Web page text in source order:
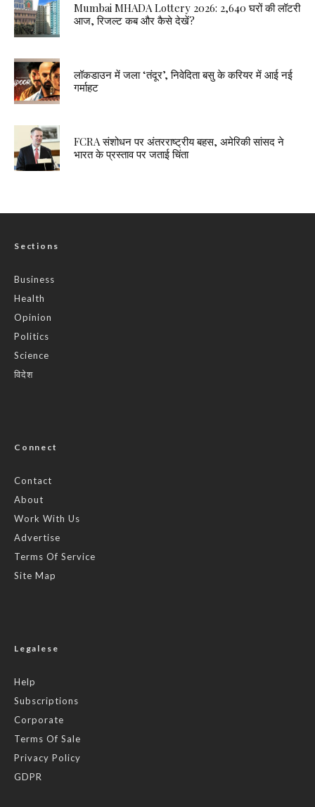
Mumbai MHADA Lottery 2026: 2,640 घरों की लॉटरी
आज, रिजल्ट कब और कैसे देखें?
लॉकडाउन में जला ‘तंदूर’, निवेदिता बसु के करियर में आई नई
गर्माहट
FCRA संशोधन पर अंतरराष्ट्रीय बहस, अमेरिकी सांसद ने
भारत के प्रस्ताव पर जताई चिंता
Sections
Business
Health
Opinion
Politics
Science
विदेश
Connect
Contact
About
Work With Us
Advertise
Terms Of Service
Site Map
Legalese
Help
Subscriptions
Corporate
Terms Of Sale
Privacy Policy
GDPR